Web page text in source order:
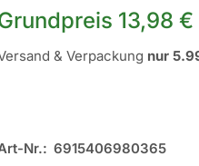
13,98€
& Verpackung nur
Nr.: 6915406980365